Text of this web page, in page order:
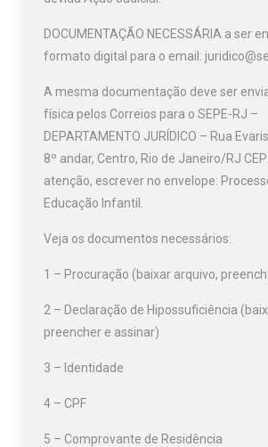
DOCUMENTAÇÃO NECESSÁRIA a ser
formato digital para o email:
A mesma documentação deve ser
física pelos Correios para o SEPE-RJ –
DEPARTAMENTO JURÍDICO – Rua
8º andar, Centro, Rio de Janeiro/RJ
atenção, escrever no envelope:
Educação Infantil.
Veja os documentos necessários:
1 – Procuração (baixar arquivo,
2 – Declaração de Hipossuficiência
preencher e assinar)
3 – Identidade
4 – CPF
5 – Comprovante de Residência